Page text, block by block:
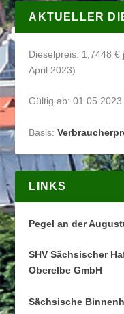
AKTUELLER
Dieselpreis: 1,7448 €
April 2023)
Gültig ab: 01.05.2023
Basis:
LINKS
Pegel an der
SHV Sächsischer
Oberelbe GmbH
Sächsische